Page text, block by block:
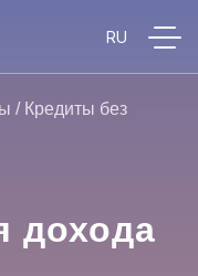
/ Кредиты без
дохода